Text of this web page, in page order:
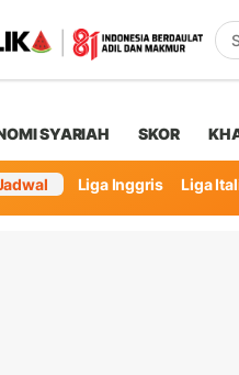
SYARIAH SKOR
Liga Inggris Liga